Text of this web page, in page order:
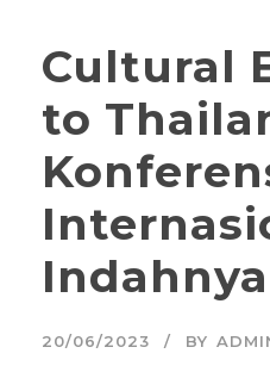
Cultural
to
20/06/2023 BY